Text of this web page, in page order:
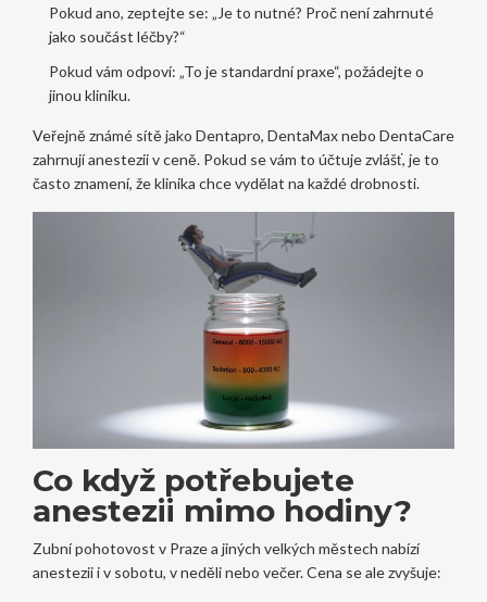
Pokud ano, zeptejte se: „Je to nutné? Proč není zahrnuté
jako součást léčby?“
Pokud vám odpoví: „To je standardní praxe“, požádejte o
jinou kliniku.
Veřejně známé sítě jako Dentapro, DentaMax nebo DentaCare
zahrnují anestezii v ceně. Pokud se vám to účtuje zvlášť, je to
často znamení, že klinika chce vydělat na každé drobnosti.
Co když potřebujete
anestezii mimo hodiny?
Zubní pohotovost v Praze a jiných velkých městech nabízí
anestezii i v sobotu, v neděli nebo večer. Cena se ale zvyšuje: